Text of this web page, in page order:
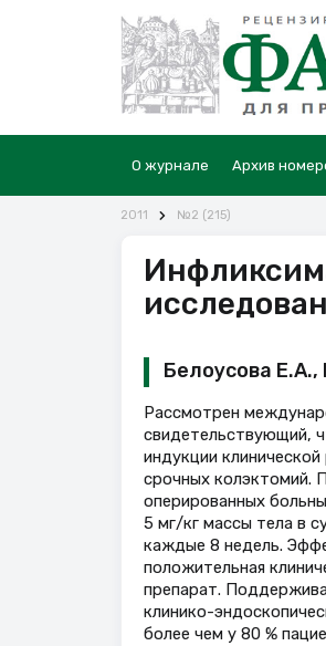
О журнале Архив
2011 №2 (215)
Белоусова Е.А.,
Рассмотрен
свидетельствующий,
индукции
срочных колэктомий.
оперированных
5 мг/кг массы тела в
каждые 8 недель.
положительная
препарат.
клинико-
более чем у 80 %